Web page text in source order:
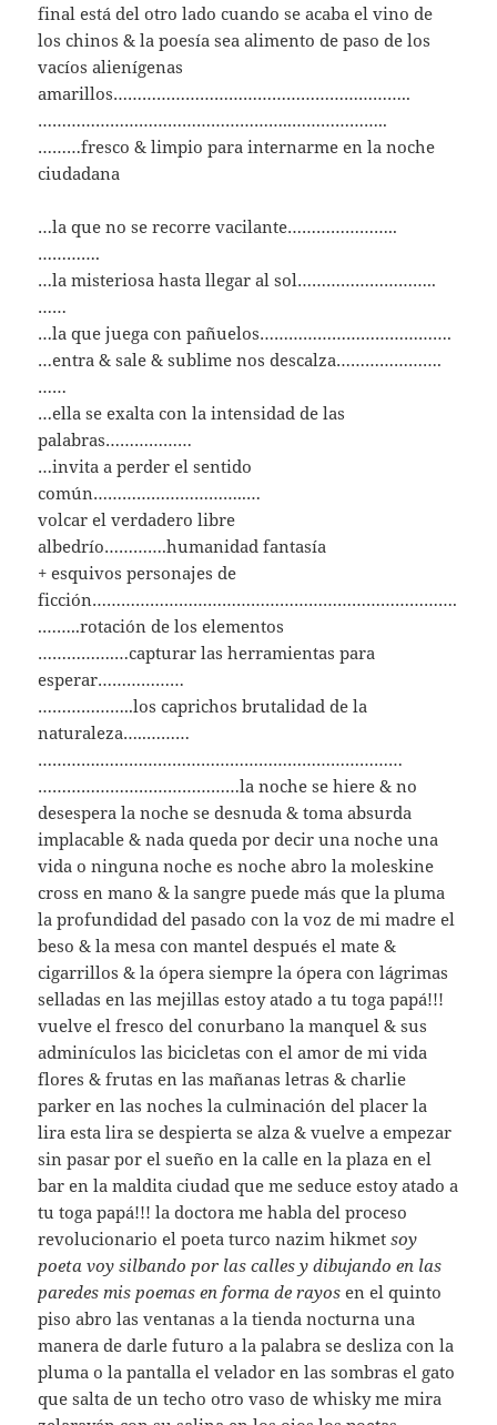
final está del otro lado cuando se acaba el vino de
los chinos & la poesía sea alimento de paso de los
vacíos alienígenas
amarillos……………………………………………………..
……………………………………………..………………..
………fresco & limpio para internarme en la noche
ciudadana
…la que no se recorre vacilante…………………..
………….
…la misteriosa hasta llegar al sol………………………..
……
…la que juega con pañuelos………………………………….
…entra & sale & sublime nos descalza………………….
……
…ella se exalta con la intensidad de las
palabras………………
…invita a perder el sentido
común…………………………..…
volcar el verdadero libre
albedrío………….humanidad fantasía
+ esquivos personajes de
ficción………………………………………………………………….
.……..rotación de los elementos
…………….…capturar las herramientas para
esperar………………
………………..los caprichos brutalidad de la
naturaleza…..………
………….………………………………………………………
……………………………………la noche se hiere & no
desespera la noche se desnuda & toma absurda
implacable & nada queda por decir una noche una
vida o ninguna noche es noche abro la moleskine
cross en mano & la sangre puede más que la pluma
la profundidad del pasado con la voz de mi madre el
beso & la mesa con mantel después el mate &
cigarrillos & la ópera siempre la ópera con lágrimas
selladas en las mejillas estoy atado a tu toga papá!!!
vuelve el fresco del conurbano la manquel & sus
adminículos las bicicletas con el amor de mi vida
flores & frutas en las mañanas letras & charlie
parker en las noches la culminación del placer la
lira esta lira se despierta se alza & vuelve a empezar
sin pasar por el sueño en la calle en la plaza en el
bar en la maldita ciudad que me seduce estoy atado a
tu toga papá!!! la doctora me habla del proceso
revolucionario el poeta turco nazim hikmetsoy
poeta voy silbando por las calles y dibujando en las
paredes mis poemas en forma de rayos en el quinto
piso abro las ventanas a la tienda nocturna una
manera de darle futuro a la palabra se desliza con la
pluma o la pantalla el velador en las sombras el gato
que salta de un techo otro vaso de whisky me mira